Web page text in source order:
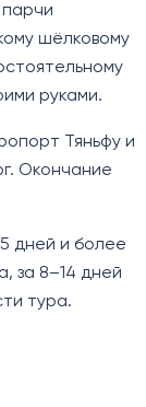
парчи
шёлковому
руками.
Тяньфу и
Окончание
дней и более
за 8–14 дней
тура.